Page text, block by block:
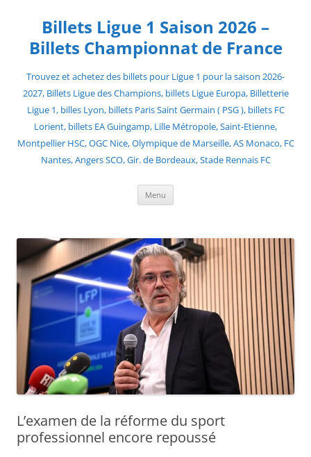
contentBillets Ligue 1 Saison 2026 –
Billets Championnat de France
Trouvez et achetez des billets pour Ligue 1 pour la saison 2026-
2027, Billets Ligue des Champions, billets Ligue Europa, Billetterie
Ligue 1, billes Lyon, billets Paris Saint Germain ( PSG ), billets FC
Lorient, billets EA Guingamp, Lille Métropole, Saint-Etienne,
Montpellier HSC, OGC Nice, Olympique de Marseille, AS Monaco, FC
Nantes, Angers SCO, Gir. de Bordeaux, Stade Rennais FC
Menu
L’examen de la réforme du sport
professionnel encore repoussé